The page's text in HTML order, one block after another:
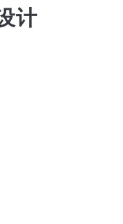
计